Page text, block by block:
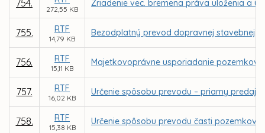
754.
272,55 KB
Zriadenie vec. bremena práva uloženia a
755. RTF
14,79 KB
Bezodplatný prevod dopravnej stavebnej
756. RTF
15,11 KB
Majetkovoprávne usporiadanie pozemkov
757. RTF
16,02 KB
Určenie spôsobu prevodu – priamy predaj
758. RTF
15,38 KB
Určenie spôsobu prevodu časti pozemkov